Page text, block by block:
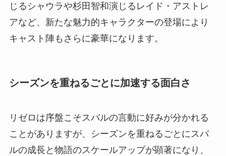
じるシャウラや杉田智和演じるレイド・アストレ
アなど、新たな魅力的キャラクターの登場により
キャスト陣もさらに豪華になります。
シーズンを重ねるごとに加速する面白さ
リゼロは序盤こそスバルの言動に好みが分かれる
ことがありますが、シーズンを重ねるごとにスバ
ルの成長と物語のスケールアップが顕著になり、